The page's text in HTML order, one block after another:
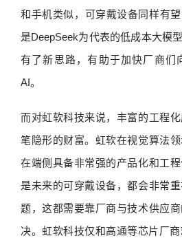
和手机类似，可穿戴设备同样有
是DeepSeek为代表的低成本大模
有了新思路，有助于加快厂商们
AI。
而对虹软科技来说，丰富的工程
笔隐形的财富。虹软在视觉算法
在端侧具备非常强的产品化和工
是未来的可穿戴设备，都会非常
题，这都需要靠厂商与技术供应
决。虹软科技仅和高通等芯片厂